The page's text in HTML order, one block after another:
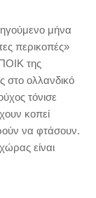
μήνα
περικοπές»
της
στο ολλανδικό
τόνισε
κοπεί
να φτάσουν.
είναι